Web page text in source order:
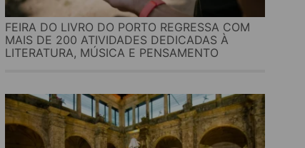
FEIRA DO LIVRO DO PORTO REGRESSA COM
MAIS DE 200 ATIVIDADES DEDICADAS À
LITERATURA, MÚSICA E PENSAMENTO